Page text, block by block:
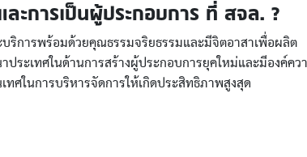
ะการเป็นผู้ประกอบการ ที่ สจล. ?
ริการพร้อมด้วยคุณธรรมจริยธรรมและมีจิตอาสาเพื่อผลิต
ะเทศในด้านการสร้างผู้ประกอบการยุคใหม่และมีองค์คว
ทศในการบริหารจัดการให้เกิดประสิทธิภาพสูงสุด